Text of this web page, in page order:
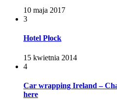
10 maja 2017
3
Hotel Płock
15 kwietnia 2014
4
Car wrapping Ireland –
here